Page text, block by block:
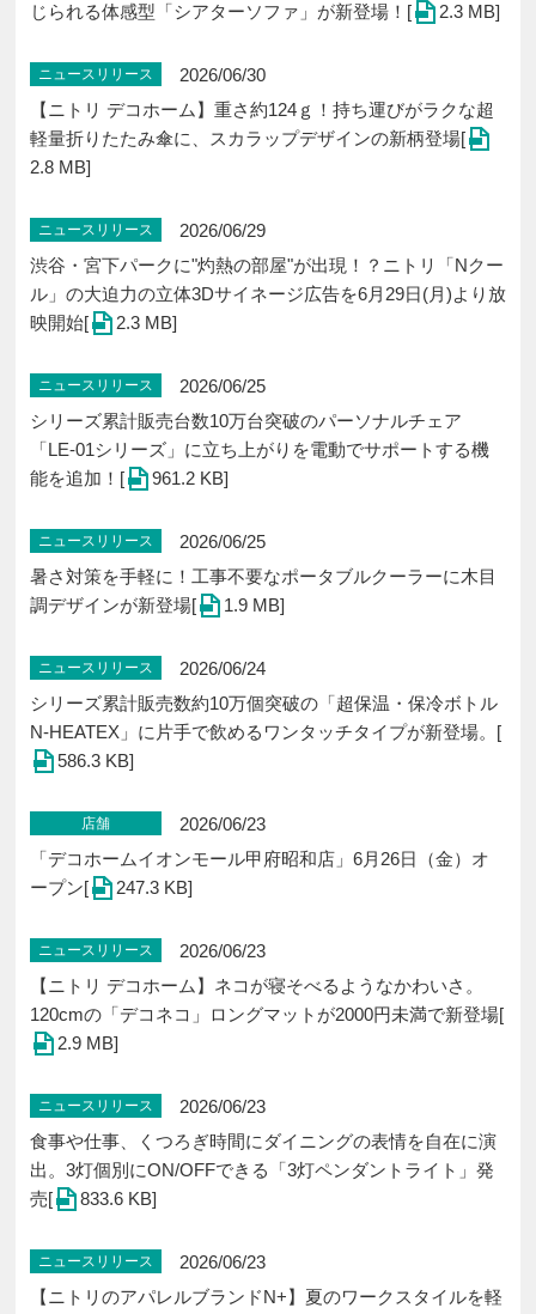
じられる体感型「シアターソファ」が新登場！[
2.3 MB]
ニュースリリース
2026/06/30
【ニトリ デコホーム】重さ約124ｇ！持ち運びがラクな超
軽量折りたたみ傘に、スカラップデザインの新柄登場[
2.8 MB]
ニュースリリース
2026/06/29
渋谷・宮下パークに"灼熱の部屋"が出現！？ニトリ「Nクー
ル」の大迫力の立体3Dサイネージ広告を6月29日(月)より放
映開始[
2.3 MB]
ニュースリリース
2026/06/25
シリーズ累計販売台数10万台突破のパーソナルチェア
「LE-01シリーズ」に立ち上がりを電動でサポートする機
能を追加！[
961.2 KB]
ニュースリリース
2026/06/25
暑さ対策を手軽に！工事不要なポータブルクーラーに木目
調デザインが新登場[
1.9 MB]
ニュースリリース
2026/06/24
シリーズ累計販売数約10万個突破の「超保温・保冷ボトル
N-HEATEX」に片手で飲めるワンタッチタイプが新登場。[
586.3 KB]
店舗
2026/06/23
「デコホームイオンモール甲府昭和店」6月26日（金）オ
ープン[
247.3 KB]
ニュースリリース
2026/06/23
【ニトリ デコホーム】ネコが寝そべるようなかわいさ。
120cmの「デコネコ」ロングマットが2000円未満で新登場[
2.9 MB]
ニュースリリース
2026/06/23
食事や仕事、くつろぎ時間にダイニングの表情を自在に演
出。3灯個別にON/OFFできる「3灯ペンダントライト」発
売[
833.6 KB]
ニュースリリース
2026/06/23
【ニトリのアパレルブランドN+】夏のワークスタイルを軽